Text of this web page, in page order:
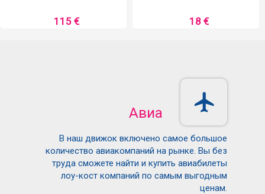
115 € 18 €
Авиа
В наш движок включено самое большое
количество авиакомпаний на рынке. Вы без
труда сможете найти и купить авиабилеты
лоу-кост компаний по самым выгодным
ценам.